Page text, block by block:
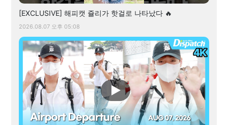
[EXCLUSIVE] 해피캣 쥴리가 핫걸로 나타났다 🔥
2026.08.07 오후 05:08